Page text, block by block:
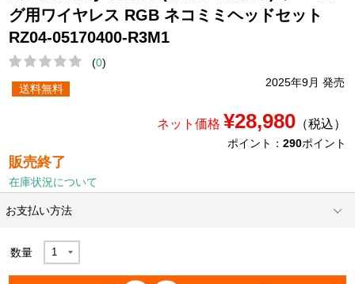
グ用ワイヤレス RGB ネコミミヘッドセット
RZ04-05170400-R3M1
(0)
2025年9月 発売
送料無料
ネット価格 ¥28,980（税込）
ポイント： 290ポイント
販売終了
在庫状況について
お支払い方法
数量